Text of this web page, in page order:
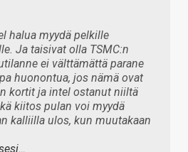
halua myydä pelkille
Ja taisivat olla TSMC:n
ei välttämättä parane
huonontua, jos nämä ovat
kortit ja intel ostanut niiltä
kiitos pulan voi myydä
kalliilla ulos, kun muutakaan